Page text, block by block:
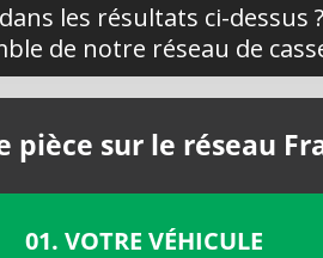
les résultats ci-dessus
de notre réseau de
pièce sur le réseau
01. VOTRE VÉHICULE